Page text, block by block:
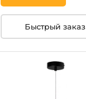
Быстрый заказ